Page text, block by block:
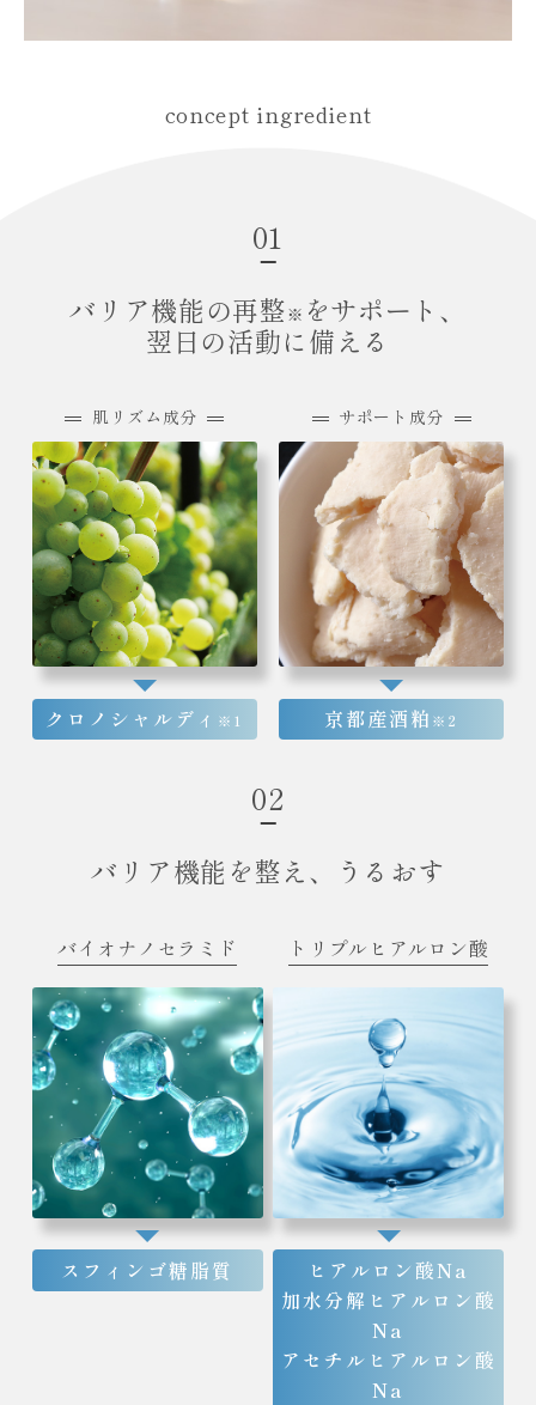
concept ingredient
01
バリア機能の再整※ をサポート、
翌日の活動に備える
肌リズム成分
クロノシャルディ ※1
サポート成分
京都産酒粕 ※2
02
バリア機能を整え、うるおす
バイオナノセラミド トリプルヒアルロン酸
スフィンゴ糖脂質
ヒアルロン酸Na
加水分解ヒアルロン酸
Na
アセチルヒアルロン酸
Na